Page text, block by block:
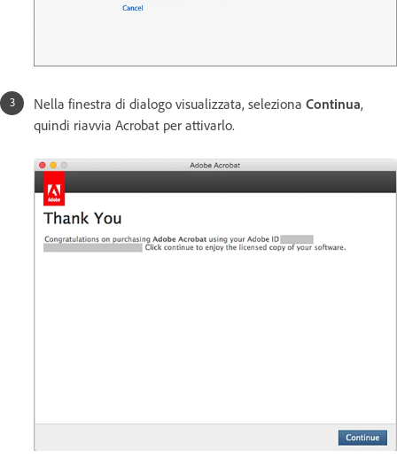
Nella finestra di dialogo visualizzata, seleziona Continua,
quindi riavvia Acrobat per attivarlo.